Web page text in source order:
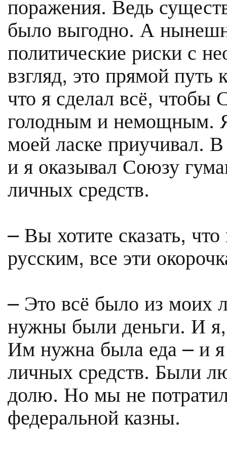
было выгодно. А
политические риски с
взгляд, это прямой
что я сделал всё,
голодным и немощным.
моей ласке приучивал.
и я оказывал Союзу
личных средств.
– Вы хотите сказать,
русским, все эти
– Это всё было из моих
нужны были деньги. И
Им нужна была еда – и я
личных средств. Были
долю. Но мы не
федеральной казны.